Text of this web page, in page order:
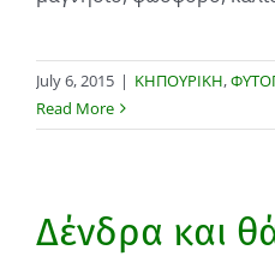
July 6, 2015 | ΚΗΠΟΥΡΙΚΗ,
Read More
Δένδρα και